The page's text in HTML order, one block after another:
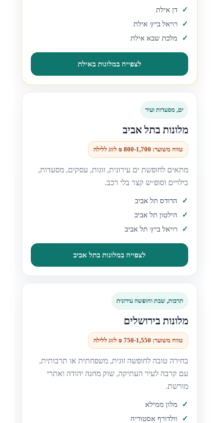
דן אילת
רויאל ביץ׳ אילת
מלכת שבא אילת
לצפייה במלונות באילת
ים, מסעדות ועיר
מלונות בתל אביב
טווח משוער: 800-1,700 ₪ לזוג ללילה
מתאים לחופשת ים עירונית, זוגות, עסקים, מסעדות,
בילויים וסופ״ש קצר בלי רכב.
הרודס תל אביב
הילטון תל אביב
רויאל ביץ׳ תל אביב
לצפייה במלונות בתל אביב
תרבות, שבת וחופשה עירונית
מלונות בירושלים
טווח משוער: 750-1,550 ₪ לזוג ללילה
בחירה טובה לחופשה זוגית, משפחתית או תרבותית,
עם קרבה לעיר העתיקה, שוק מחנה יהודה ואתרי
מורשת.
מלון ממילא
וולדורף אסטוריה